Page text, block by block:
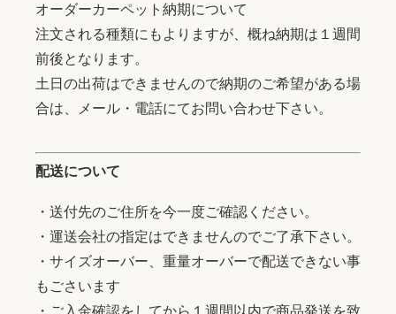
オーダーカーペット納期について
注文される種類にもよりますが、概ね納期は１週間
前後となります。
土日の出荷はできませんので納期のご希望がある場
合は、メール・電話にてお問い合わせ下さい。
配送について
・送付先のご住所を今一度ご確認ください。
・運送会社の指定はできませんのでご了承下さい。
・サイズオーバー、重量オーバーで配送できない事
もごさいます
・ご入金確認をしてから１週間以内で商品発送を致